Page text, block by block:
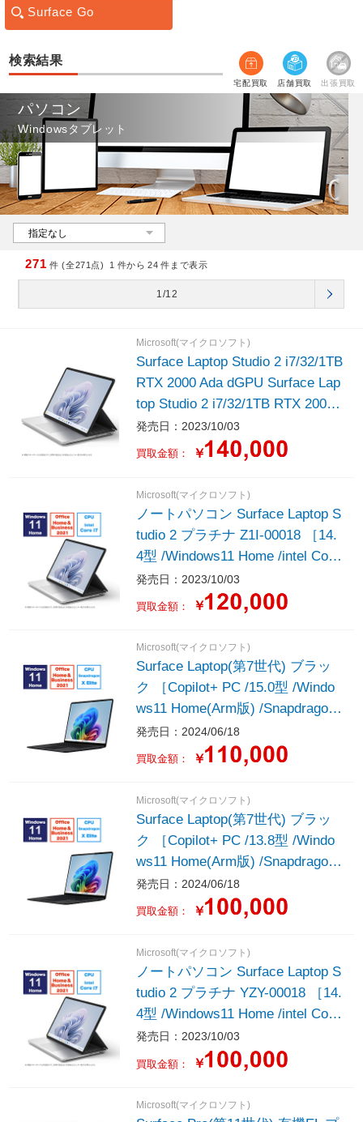
Surface Go
検索結果
宅配買取 店舗買取 出張買取
パソコン
Windowsタブレット
271 件 (全271点) 1 件から 24 件まで表示
1/12
Microsoft(マイクロソフト)
Surface Laptop Studio 2 i7/32/1TB
RTX 2000 Ada dGPU Surface Lap
top Studio 2 i7/32/1TB RTX 2000
Ada dGPU プラチナ Z1S-00018
発売日：2023/10/03
買取金額： ￥
Microsoft(マイクロソフト)
ノートパソコン Surface Laptop S
tudio 2 プラチナ Z1I-00018 ［14.
4型 /Windows11 Home /intel Core
i7 /メモリ：32GB /SSD：1TB /Of
fice Home and Business /日本語
ル］
発売日：2023/10/03
買取金額： ￥
Microsoft(マイクロソフト)
Surface Laptop(第7世代) ブラッ
ク ［Copilot+ PC /15.0型 /Windo
ws11 Home(Arm版) /Snapdragon
X Elite /メモリ：32GB /SSD：1T
B /M365 (24か月) or Office 選択
可能 /2024年6月モデル］
発売日：2024/06/18
買取金額： ￥
Microsoft(マイクロソフト)
Surface Laptop(第7世代) ブラッ
ク ［Copilot+ PC /13.8型 /Windo
ws11 Home(Arm版) /Snapdragon
X Elite /メモリ：32GB /SSD：1T
B /M365 (24か月) or Office 選択
可能 /2024年6月モデル］
発売日：2024/06/18
買取金額： ￥
Microsoft(マイクロソフト)
ノートパソコン Surface Laptop S
tudio 2 プラチナ YZY-00018 ［14.
4型 /Windows11 Home /intel Core
i7 /メモリ：16GB /SSD：512GB /
Office Home and Business /日本
ル］
発売日：2023/10/03
買取金額： ￥
Microsoft(マイクロソフト)